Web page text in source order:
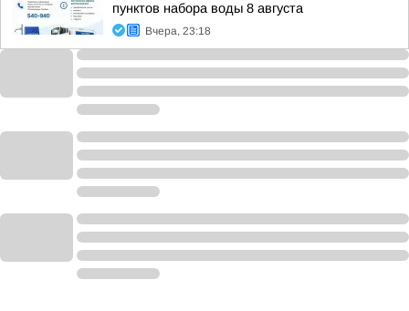
пунктов набора воды 8 августа
Вчера, 23:18